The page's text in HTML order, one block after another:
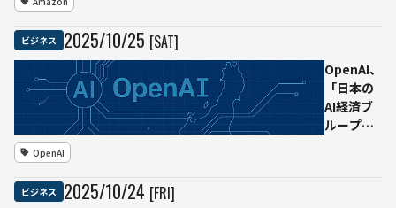
否定
ビジネス 2025/10/25 [SAT]
OpenAI、
「日本の
AI経済ブ
ループリ
OpenAI
ビジネス 2025/10/24 [FRI]